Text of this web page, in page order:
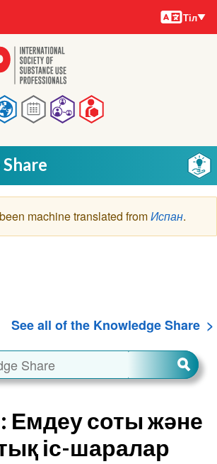
Тілдер
Тіл
machine translated fromИспан.
See all of the Knowledge Share
Емдеу соты және
іс-шаралар